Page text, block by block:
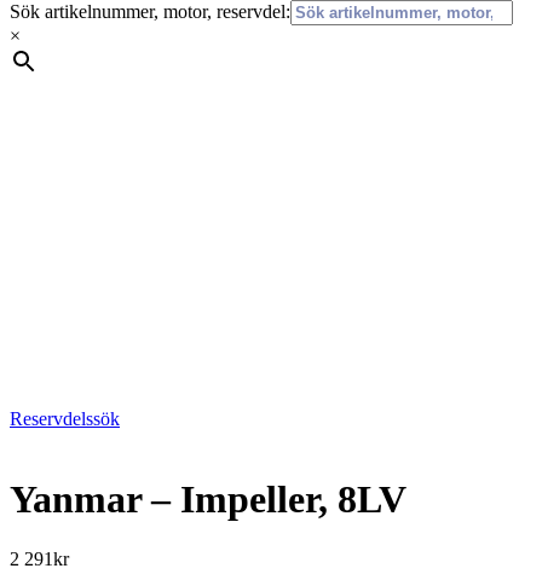
Sök artikelnummer, motor, reservdel:
×
Reservdelssök
Yanmar – Impeller, 8LV
2 291kr